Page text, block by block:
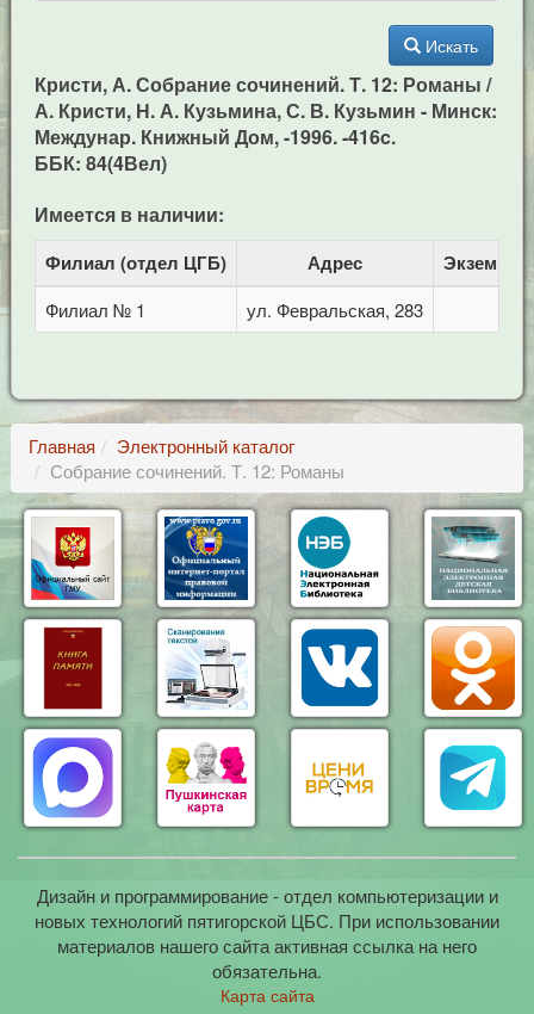
Искать
Кристи, А. Собрание сочинений. Т. 12: Романы /
А. Кристи, Н. А. Кузьмина, С. В. Кузьмин - Минск:
Междунар. Книжный Дом, -1996. -416c.
ББК: 84(4Вел)
Имеется в наличии:
Филиал (отдел ЦГБ) Адрес
Филиал № 1 ул. Февральская, 283
Главная
Электронный каталог
Собрание сочинений. Т. 12: Романы
Дизайн и программирование - отдел компьютеризации и
новых технологий пятигорской ЦБС. При использовании
материалов нашего сайта активная ссылка на него
обязательна.
Карта сайта